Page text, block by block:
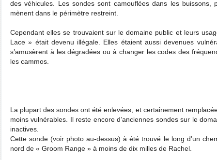
des véhicules. Les sondes sont camouflées dans les buissons,
mènent dans le périmètre restreint.
Cependant elles se trouvaient sur le domaine public et leurs
Lace » était devenu illégale. Elles étaient aussi devenues
s’amusèrent à les dégradées ou à changer les codes des
les cammos.
La plupart des sondes ont été enlevées, et certainement
moins vulnérables. Il reste encore d’anciennes sondes sur le
inactives.
Cette sonde (voir photo au-dessus) à été trouvé le long d’un
nord de « Groom Range » à moins de dix milles de Rachel.